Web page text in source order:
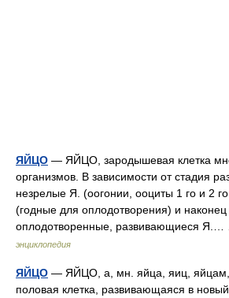
ЯЙЦО — ЯЙЦО, зародышевая клетка
организмов. В зависимости от стадия
незрелые Я. (оогонии, ооциты 1 го и 2
(годные для оплодотворения) и
оплодотворенные, развивающиеся
энциклопедия
ЯЙЦО — ЯЙЦО, а, мн. яйца, яиц, яйцам,
половая клетка, развивающаяся в